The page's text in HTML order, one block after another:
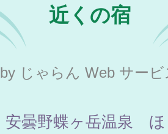
近くの宿
by じゃらん Web サービ
安曇野蝶ヶ岳温泉 ほ